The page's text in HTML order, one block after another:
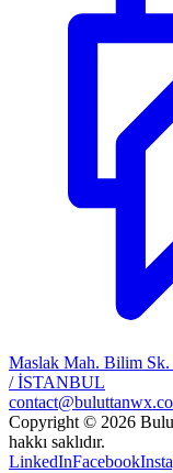
Maslak Mah. Bilim Sk.
/ İSTANBUL
Copyright © 2026
hakkı saklıdır.
LinkedInFacebook